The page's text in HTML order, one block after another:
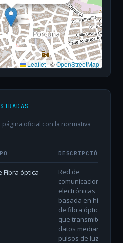
Leaflet | ©OpenStreetMap
página oficial con la normativa
DESCRIPCIÓN
Fibra óptica
Red de
comunicaciones
electrónicas
basada en hilos
de fibra óptica
que transmiten
datos mediante
pulsos de luz.